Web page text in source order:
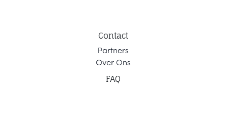
Contact
Partners
Over Ons
FAQ